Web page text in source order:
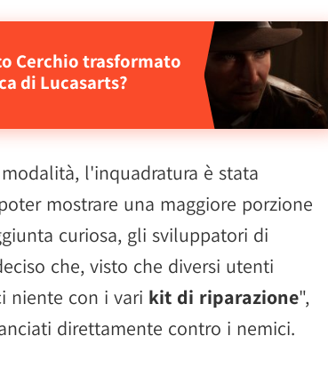
Cerchio trasformato
di Lucasarts?
l'inquadratura è stata
mostrare una maggiore porzione
curiosa, gli sviluppatori di
che, visto che diversi utenti
niente con i vari kit di riparazione",
direttamente contro i nemici.